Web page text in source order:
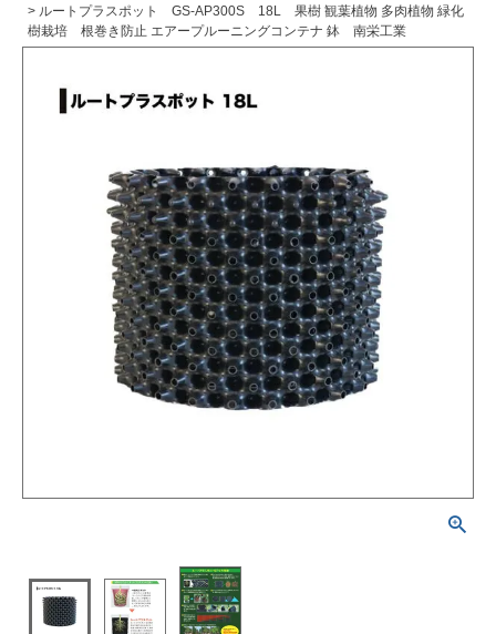
ルートプラスポット GS-AP300S 18L 果樹 観葉植物 多肉植物 緑化
樹栽培 根巻き防止 エアープルーニングコンテナ 鉢 南栄工業